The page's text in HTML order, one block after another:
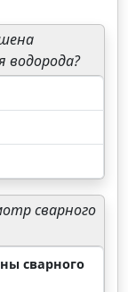
водорода?
сварного
сварного